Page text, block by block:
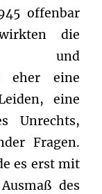
offenbar
die
und
eher eine
eine
Unrechts,
Fragen.
es erst mit
des